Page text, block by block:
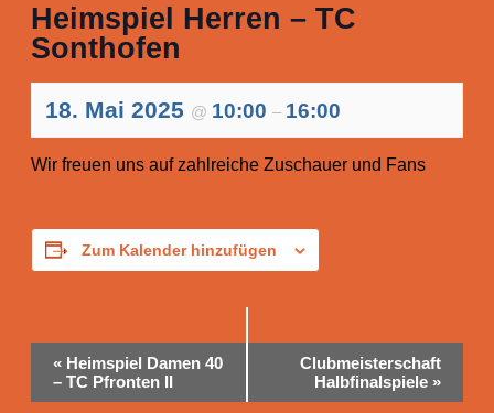
Heimspiel Herren – TC
Sonthofen
18. Mai 2025 @ 10:00 – 16:00
Wir freuen uns auf zahlreiche Zuschauer und Fans
Zum Kalender hinzufügen
Veranstaltung-
Navigation
« Heimspiel Damen 40
– TC Pfronten II
Clubmeisterschaft
Halbfinalspiele »